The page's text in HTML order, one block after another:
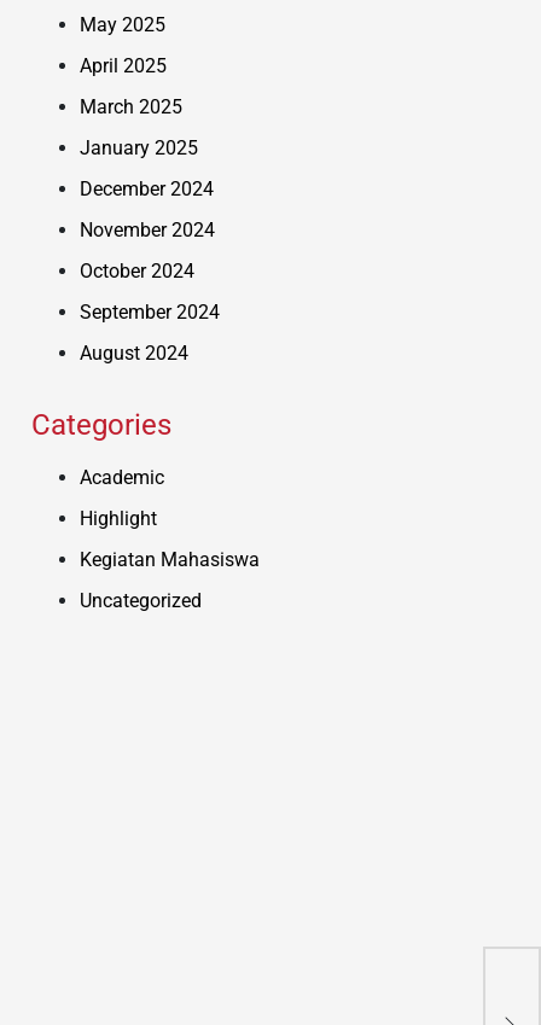
May 2025
April 2025
March 2025
January 2025
December 2024
November 2024
October 2024
September 2024
August 2024
Categories
Academic
Highlight
Kegiatan Mahasiswa
Uncategorized